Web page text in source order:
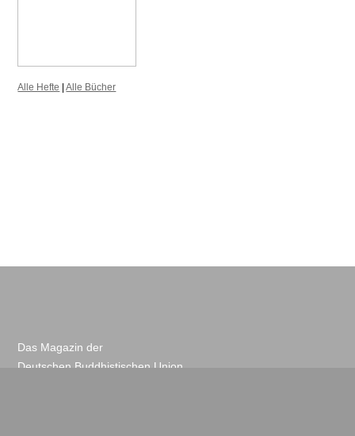
Alle Hefte |Alle Bücher
Das Magazin der
Deutschen Buddhistischen Union